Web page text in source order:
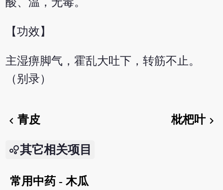
【功效】
主湿痹脚气，霍乱大吐下，转筋不止。
（别录）
chevron_left青皮 枇杷叶chevron_right
其它相关项目
常用中药 - 木瓜